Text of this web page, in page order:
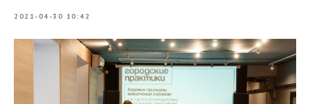
2021-04-30 10:42